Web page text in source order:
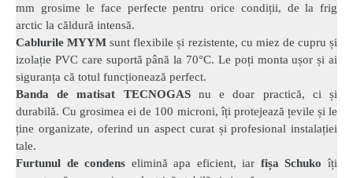
mm grosime le face perfecte pentru orice condiții, de la frig
arctic la căldură intensă.
Cablurile MYYM sunt flexibile și rezistente, cu miez de cupru și
izolație PVC care suportă până la 70°C. Le poți monta ușor și ai
siguranța că totul funcționează perfect.
Banda de matisat TECNOGASnu e doar practică, ci și
durabilă. Cu grosimea ei de 100 microni, îți protejează țevile și le
ține organizate, oferind un aspect curat și profesional instalației
tale.
Furtunul de condens elimină apa eficient, iar fișa Schuko îți